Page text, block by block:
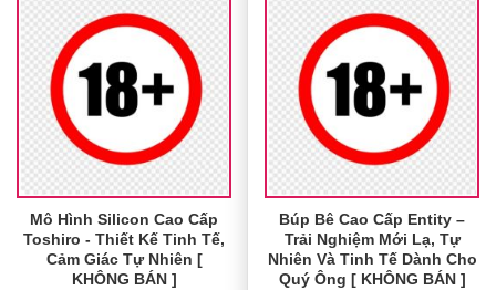
Mô Hình Silicon Cao Cấp
Toshiro - Thiết Kế Tinh Tế,
Cảm Giác Tự Nhiên [
KHÔNG BÁN ]
Búp Bê Cao Cấp Entity –
Trải Nghiệm Mới Lạ, Tự
Nhiên Và Tinh Tế Dành Cho
Quý Ông [ KHÔNG BÁN ]